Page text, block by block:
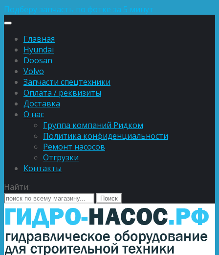
Подберу запчасть по фотке за 5 минут
Главная
Hyundai
Doosan
Volvo
Запчасти спецтехники
Оплата / реквизиты
Доставка
О нас
Группа компаний Ридком
Политика конфиденциальности
Ремонт насосов
Отгрузки
Контакты
Найти: